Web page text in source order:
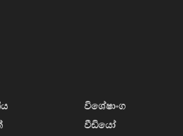
විශේෂාංග
වීඩියෝ